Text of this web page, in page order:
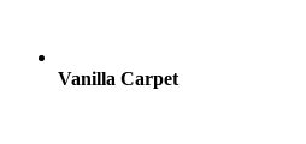
Vanilla Carpet